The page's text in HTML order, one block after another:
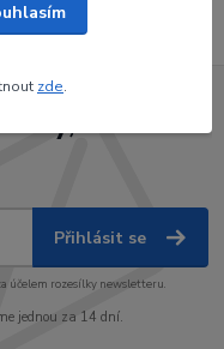
akce a
Přihlásit se
účelem rozesílky newsletteru.
jednou za 14 dní.
zde.